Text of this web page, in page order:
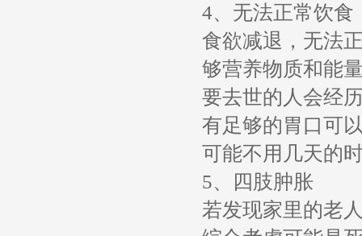
4、无法正常饮食
食欲减退，无法
够营养物质和能
要去世的人会经
有足够的胃口可
可能不用几天的
5、四肢肿胀
若发现家里的老